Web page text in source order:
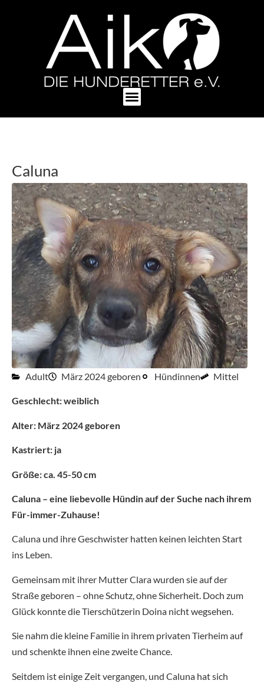
Caluna
Adult März 2024 geboren Hündinnen Mittel
Geschlecht: weiblich
Alter: März 2024 geboren
Kastriert: ja
Größe: ca. 45-50 cm
Caluna – eine liebevolle Hündin auf der Suche nach ihrem
Für-immer-Zuhause!
Caluna und ihre Geschwister hatten keinen leichten Start
ins Leben.
Gemeinsam mit ihrer Mutter Clara wurden sie auf der
Straße geboren – ohne Schutz, ohne Sicherheit. Doch zum
Glück konnte die Tierschützerin Doina nicht wegsehen.
Sie nahm die kleine Familie in ihrem privaten Tierheim auf
und schenkte ihnen eine zweite Chance.
Seitdem ist einige Zeit vergangen, und Caluna hat sich